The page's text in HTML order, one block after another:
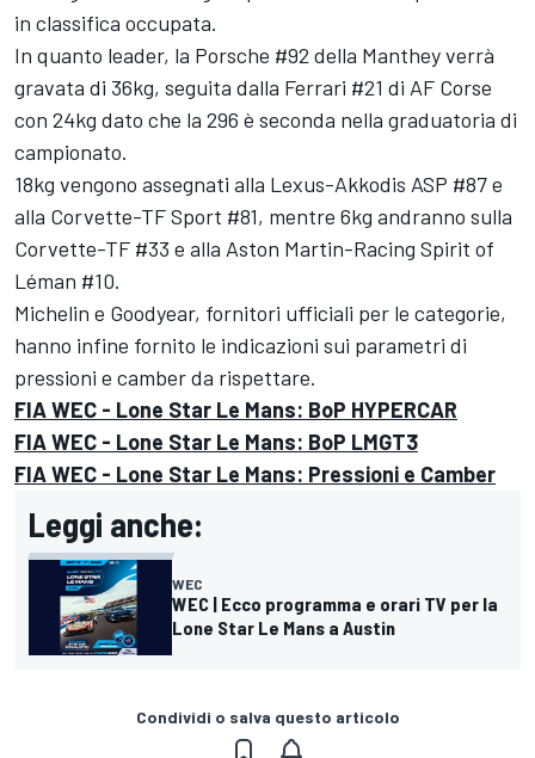
in classifica occupata.
In quanto leader, la Porsche #92 della Manthey verrà
gravata di 36kg, seguita dalla Ferrari #21 di AF Corse
con 24kg dato che la 296 è seconda nella graduatoria di
campionato.
18kg vengono assegnati alla Lexus-Akkodis ASP #87 e
alla Corvette-TF Sport #81, mentre 6kg andranno sulla
Corvette-TF #33 e alla Aston Martin-Racing Spirit of
Léman #10.
Michelin e Goodyear, fornitori ufficiali per le categorie,
hanno infine fornito le indicazioni sui parametri di
pressioni e camber da rispettare.
FIA WEC - Lone Star Le Mans: BoP HYPERCAR
FIA WEC - Lone Star Le Mans: BoP LMGT3
FIA WEC - Lone Star Le Mans: Pressioni e Camber
Leggi anche:
WEC
WEC | Ecco programma e orari TV per la
Lone Star Le Mans a Austin
Condividi o salva questo articolo